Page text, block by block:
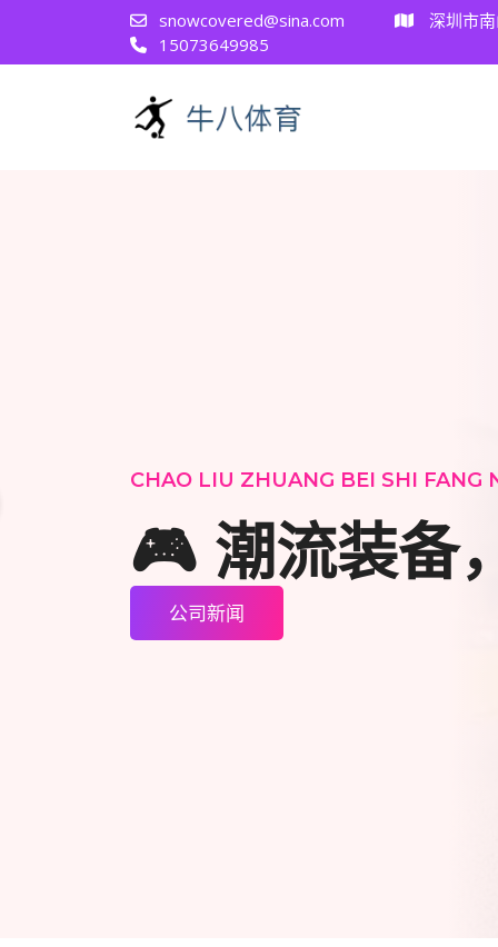
snowcovered@sina.com
深圳市
15073649985
CHAO LIU ZHUANG BEI SHI FANG
🎮 潮流装备
公司新闻